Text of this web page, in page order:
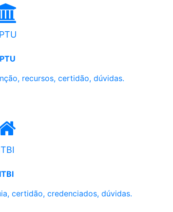
recursos, certidão, dúvidas.
ITBI
certidão, credenciados, dúvidas.